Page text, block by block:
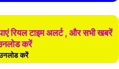
रियल टाइम अलर्ट , और सभी खबरें
करें
करें